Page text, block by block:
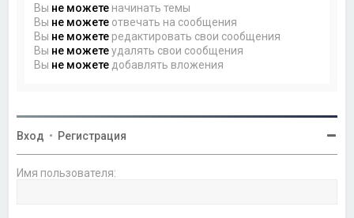
Вы не можете начинать темы
Вы не можете отвечать на сообщения
Вы не можете редактировать свои сообщения
Вы не можетеудалять свои сообщения
Вы не можете добавлять вложения
Вход • Регистрация
Имя пользователя: